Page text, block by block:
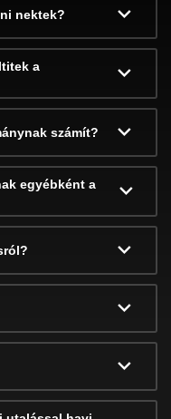
nektek?
a
számít?
egyébként a